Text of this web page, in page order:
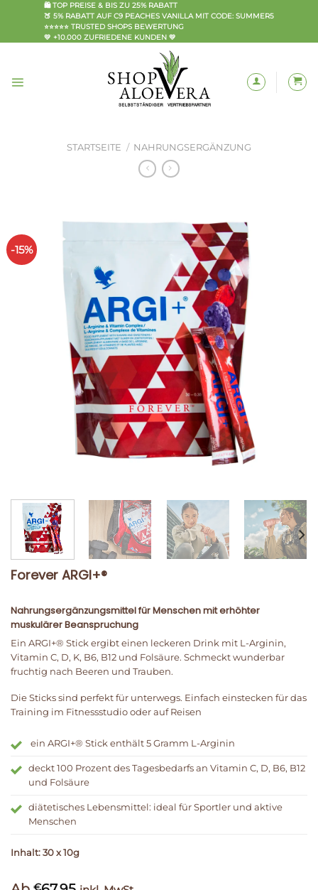
🛍️ TOP PREISE & BIS ZU 25% RABATT
🍑 5% RABATT AUF C9 PEACHES VANILLA MIT CODE: SUMMER5
⭐⭐⭐⭐⭐ TRUSTED SHOPS BEWERTUNG
💛 +10.000 ZUFRIEDENE KUNDEN 💛
STARTSEITE / NAHRUNGSERGÄNZUNG
-15%
Forever ARGI+®
Nahrungsergänzungsmittel für Menschen mit erhöhter
muskulärer Beanspruchung
Ein ARGI+® Stick ergibt einen leckeren Drink mit L-Arginin,
Vitamin C, D, K, B6, B12 und Folsäure. Schmeckt wunderbar
fruchtig nach Beeren und Trauben.
Die Sticks sind perfekt für unterwegs. Einfach einstecken für das
Training im Fitnessstudio oder auf Reisen
ein ARGI+® Stick enthält 5 Gramm L-Arginin
deckt 100 Prozent des Tagesbedarfs an Vitamin C, D, B6, B12
und Folsäure
diätetisches Lebensmittel: ideal für Sportler und aktive
Menschen
Inhalt: 30 x 10g